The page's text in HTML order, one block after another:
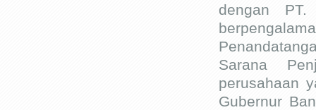
dengan
Sarana
perusahaan
Gubernur